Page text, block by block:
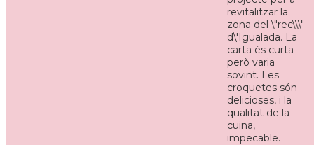
revitalitzar la
zona del \"rec\\\"
d\'Igualada. La
carta és curta
però varia
sovint. Les
croquetes són
delicioses, i la
qualitat de la
cuina,
impecable.